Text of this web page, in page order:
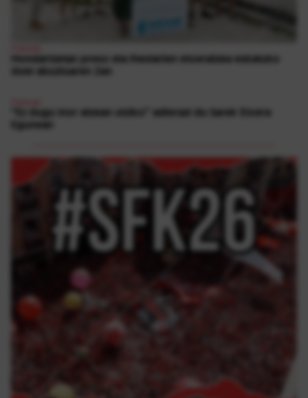
Hondartzetan preso eta iheslarien etxeratzea eskatuko
dute abuztuaren 2an
“Ez dugu inor atzean utziko” adierazi du Sarek Etxera
Egunean